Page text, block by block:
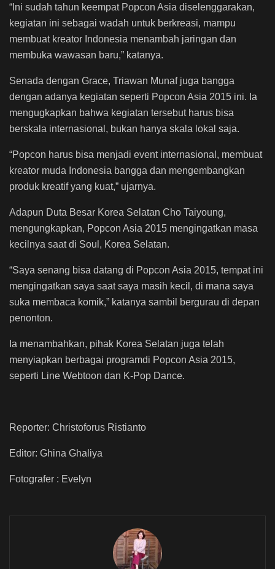
“Ini sudah tahun keempat Popcon Asia diselenggarakan,
kegiatan ini sebagai wadah untuk berkreasi, mampu
membuat kreator Indonesia menambah jaringan dan
membuka wawasan baru,” katanya.
Senada dengan Grace, Triawan Munaf juga bangga
dengan adanya kegiatan seperti Popcon Asia 2015 ini. Ia
mengugkapkan bahwa kegiatan tersebut harus bisa
berskala internasional, bukan hanya skala lokal saja.
“Popcon harus bisa menjadi event internasional, membuat
kreator muda Indonesia bangga dan mengembangkan
produk kreatif yang kuat,” ujarnya.
Adapun Duta Besar Korea Selatan Cho Taiyoung,
mengungkapkan, Popcon Asia 2015 mengingatkan masa
kecilnya saat di Soul, Korea Selatan.
“Saya senang bisa datang di Popcon Asia 2015, tempat ini
mengingatkan saya saat saya masih kecil, di mana saya
suka membaca komik,” katanya sambil bergurau di depan
penonton.
Ia menambahkan, pihak Korea Selatan juga telah
menyiapkan berbagai programdi Popcon Asia 2015,
seperti Line Webtoon dan K-Pop Dance.
Reporter: Christoforus Ristianto
Editor: Ghina Ghaliya
Fotografer : Evelyn